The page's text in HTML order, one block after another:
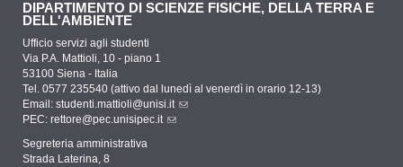
DIPARTIMENTO DI SCIENZE FISICHE, DELLA TERRA E
DELL'AMBIENTE
Ufficio servizi agli studenti
Via P.A. Mattioli, 10 - piano 1
53100 Siena - Italia
Tel. 0577 235540 (attivo dal lunedì al venerdì in orario 12-13)
Email: studenti.mattioli@unisi.it
PEC: rettore@pec.unisipec.it
Segreteria amministrativa
Strada Laterina, 8